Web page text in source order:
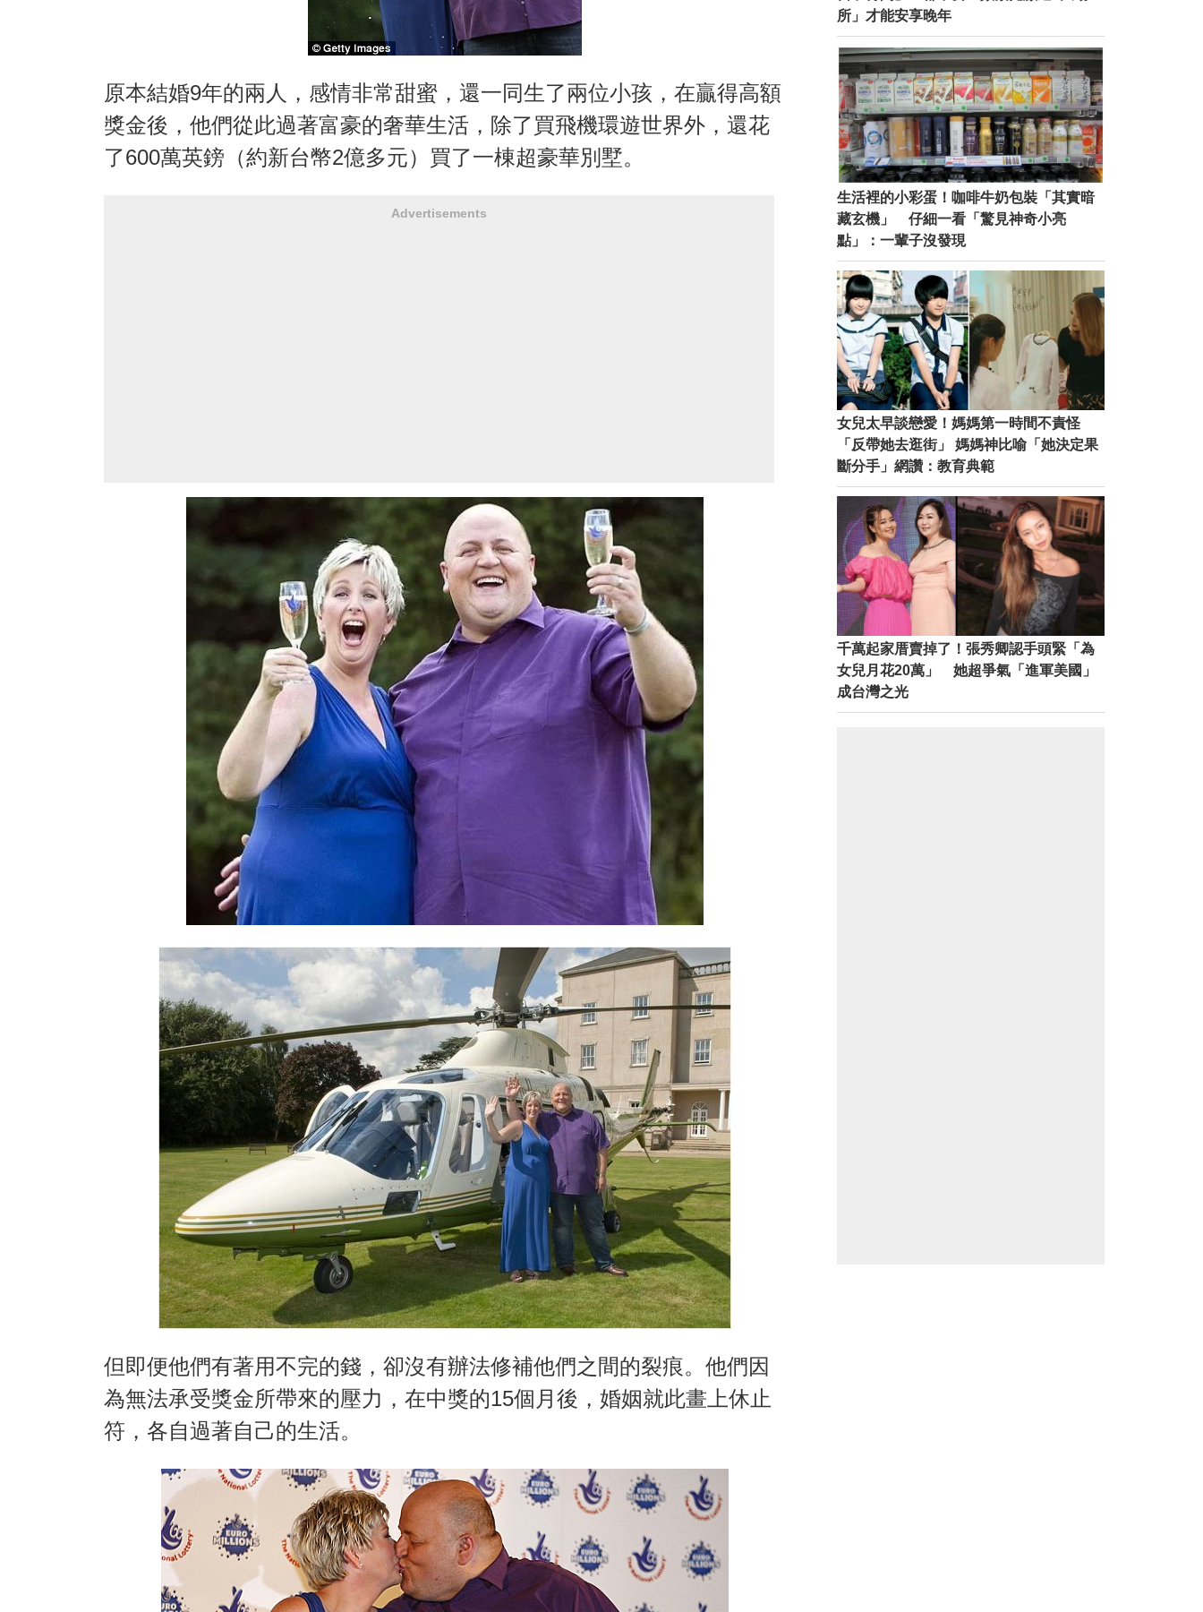
原本結婚9年的兩人，感情非常甜蜜，還一同生了兩位小孩，在贏得高額
獎金後，他們從此過著富豪的奢華生活，除了買飛機環遊世界外，還花
了600萬英鎊（約新台幣2億多元）買了一棟超豪華別墅。
Advertisements
但即便他們有著用不完的錢，卻沒有辦法修補他們之間的裂痕。他們因
為無法承受獎金所帶來的壓力，在中獎的15個月後，婚姻就此畫上休止
符，各自過著自己的生活。
所」才能安享晚年
生活裡的小彩蛋！咖啡牛奶包裝「其實暗
藏玄機」 仔細一看「驚見神奇小亮
點」：一輩子沒發現
女兒太早談戀愛！媽媽第一時間不責怪
「反帶她去逛街」 媽媽神比喻「她決定果
斷分手」網讚：教育典範
千萬起家厝賣掉了！張秀卿認手頭緊「為
女兒月花20萬」 她超爭氣「進軍美國」
成台灣之光